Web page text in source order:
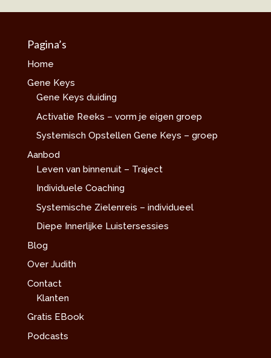
Pagina’s
Home
Gene Keys
Gene Keys duiding
Activatie Reeks – vorm je eigen groep
Systemisch Opstellen Gene Keys – groep
Aanbod
Leven van binnenuit – Traject
Individuele Coaching
Systemische Zielenreis – individueel
Diepe Innerlijke Luistersessies
Blog
Over Judith
Contact
Klanten
Gratis EBook
Podcasts